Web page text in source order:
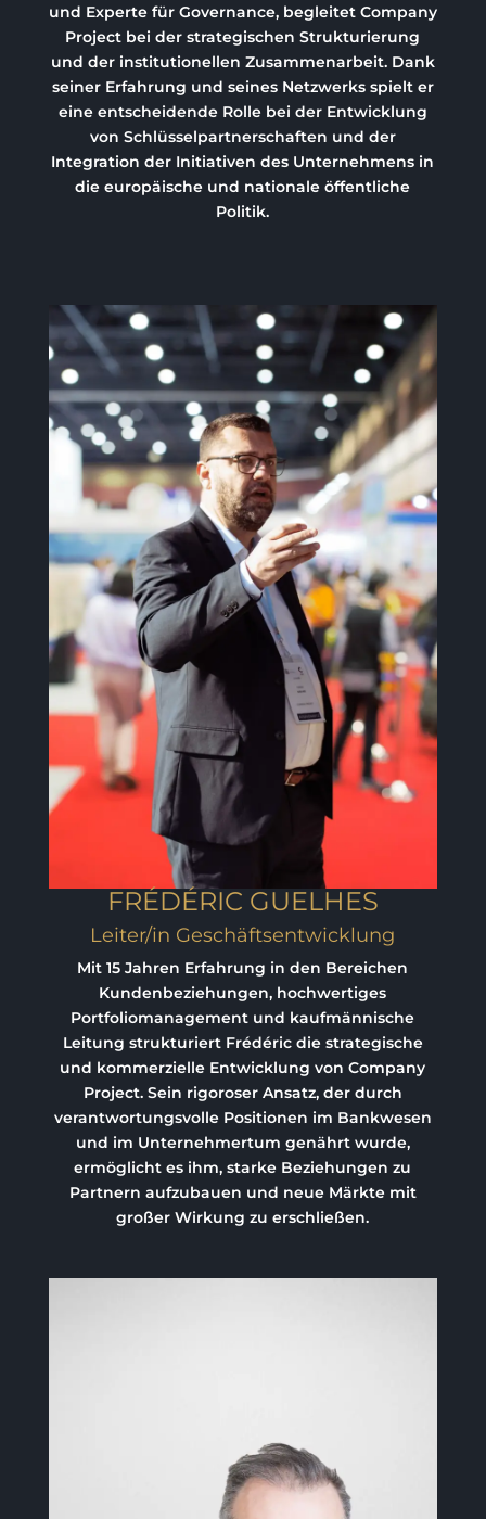
und Experte für Governance, begleitet Company
Project bei der strategischen Strukturierung
und der institutionellen Zusammenarbeit. Dank
seiner Erfahrung und seines Netzwerks spielt er
eine entscheidende Rolle bei der Entwicklung
von Schlüsselpartnerschaften und der
Integration der Initiativen des Unternehmens in
die europäische und nationale öffentliche
Politik.
FRÉDÉRIC GUELHES
Leiter/in Geschäftsentwicklung
Mit 15 Jahren Erfahrung in den Bereichen
Kundenbeziehungen, hochwertiges
Portfoliomanagement und kaufmännische
Leitung strukturiert Frédéric die strategische
und kommerzielle Entwicklung von Company
Project. Sein rigoroser Ansatz, der durch
verantwortungsvolle Positionen im Bankwesen
und im Unternehmertum genährt wurde,
ermöglicht es ihm, starke Beziehungen zu
Partnern aufzubauen und neue Märkte mit
großer Wirkung zu erschließen.